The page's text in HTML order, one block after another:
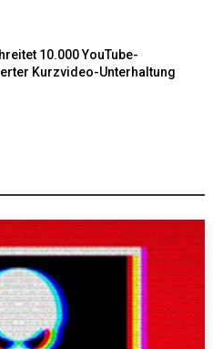
10.000 YouTube-
Kurzvideo-Unterhaltung